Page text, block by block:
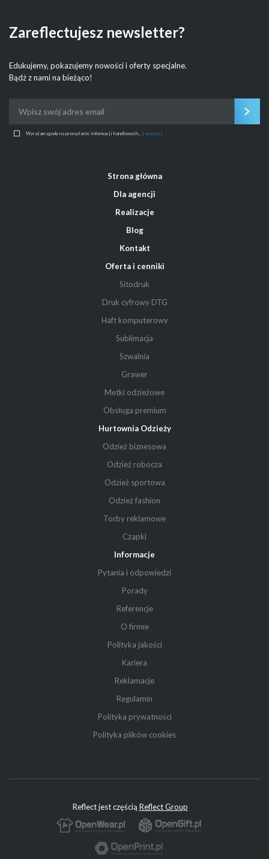
Zareflectujesz newsletter?
Edukujemy, pokazujemy nowości i oferty specjalne.
Bądź z nami na bieżąco!
Wyrażam zgodę na przesyłanie informacji handlowych... ( więcej )
Strona główna
Dla agencji
Realizacje
Blog
Kontakt
Oferta i cenniki
Sitodruk
Druk cyfrowy DTG
Haft komputerowy
Sublimacja
Szwalnia
Grawer
Metki odzieżowe
Obsługa premium
Hurtownia Odzieży
Odzież biznesowa
Odzież robocza
Odzież sportowa
Odzież fashion
Torby reklamowe
Czapki
Informacje
Pytania i odpowiedzi
Porady
Referencje
O firmie
Polityka jakości
Kariera
Reklamacje
Regulamin
Polityka prywatności
Polityka plików cookies
Reflect jest częścią Reflect Group